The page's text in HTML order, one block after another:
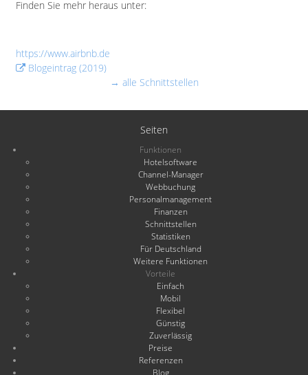
Finden Sie mehr heraus unter:
https://www.airbnb.de
Blogeintrag (2019)
→ alle Schnittstellen
Seiten
Funktionen
Hotelsoftware
Channel-Manager
Webbuchung
Personalmanagement
Finanzen
Schnittstellen
Statistiken
Für Deutschland
Weitere Funktionen
Vorteile
Einfach
Mobil
Flexibel
Günstig
Zuverlässig
Preise
Referenzen
Blog